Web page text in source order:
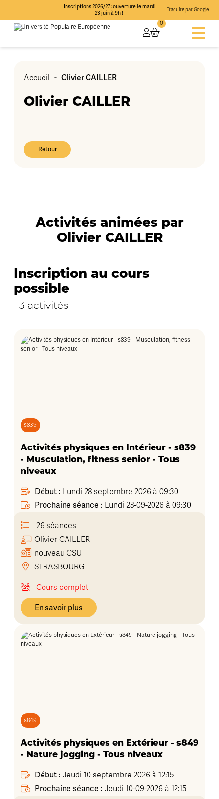
Inscriptions 2026/27 : ouverture le mardi
23 juin à 9h !
Traduire par Google
0
Accueil - Olivier CAILLER
Olivier CAILLER
Retour
Activités animées par
Olivier CAILLER
Inscription au cours
possible
3 activités
s839
Activités physiques en Intérieur - s839
- Musculation, fitness senior - Tous
niveaux
Début : Lundi 28 septembre 2026 à 09:30
Prochaine séance : Lundi 28-09-2026 à 09:30
26 séances
Olivier CAILLER
nouveau CSU
STRASBOURG
Cours complet
En savoir plus
s849
Activités physiques en Extérieur - s849
- Nature jogging - Tous niveaux
Début : Jeudi 10 septembre 2026 à 12:15
Prochaine séance : Jeudi 10-09-2026 à 12:15